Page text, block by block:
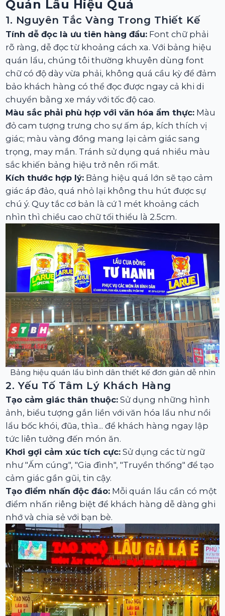
Quán Lẩu Hiệu Quả
1. Nguyên Tắc Vàng Trong Thiết Kế
Tính dễ đọc là ưu tiên hàng đầu: Font chữ phải
rõ ràng, dễ đọc từ khoảng cách xa. Với bảng hiệu
quán lẩu, chúng tôi thường khuyên dùng font
chữ có độ dày vừa phải, không quá cầu kỳ để đảm
bảo khách hàng có thể đọc được ngay cả khi di
chuyển bằng xe máy với tốc độ cao.
Màu sắc phải phù hợp với văn hóa ẩm thực: Màu
đỏ cam tượng trưng cho sự ấm áp, kích thích vị
giác; màu vàng đồng mang lại cảm giác sang
trọng, may mắn. Tránh sử dụng quá nhiều màu
sắc khiến bảng hiệu trở nên rối mắt.
Kích thước hợp lý: Bảng hiệu quá lớn sẽ tạo cảm
giác áp đảo, quá nhỏ lại không thu hút được sự
chú ý. Quy tắc cơ bản là cứ 1 mét khoảng cách
nhìn thì chiều cao chữ tối thiểu là 2.5cm.
Bảng hiệu quán lẩu bình dân thiết kế đơn giản dễ nhìn
2. Yếu Tố Tâm Lý Khách Hàng
Tạo cảm giác thân thuộc: Sử dụng những hình
ảnh, biểu tượng gắn liền với văn hóa lẩu như nồi
lẩu bốc khói, đũa, thìa... để khách hàng ngay lập
tức liên tưởng đến món ăn.
Khơi gợi cảm xúc tích cực: Sử dụng các từ ngữ
như "Ấm cúng", "Gia đình", "Truyền thống" để tạo
cảm giác gần gũi, tin cậy.
Tạo điểm nhấn độc đáo: Mỗi quán lẩu cần có một
điểm nhấn riêng biệt để khách hàng dễ dàng ghi
nhớ và chia sẻ với bạn bè.